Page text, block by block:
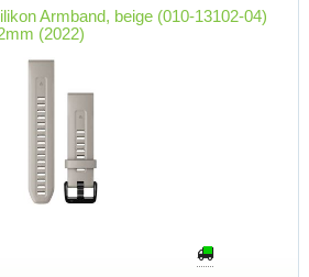
Armband, beige (010-13102-04)
(2022)